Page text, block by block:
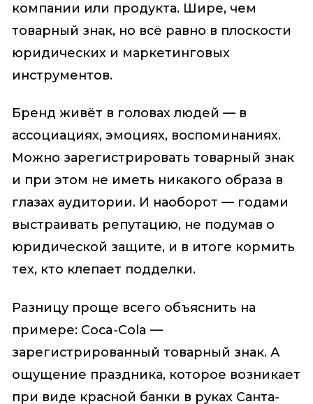
компании или продукта. Шире, чем
товарный знак, но всё равно в плоскости
юридических и маркетинговых
инструментов.
Бренд живёт в головах людей — в
ассоциациях, эмоциях, воспоминаниях.
Можно зарегистрировать товарный знак
и при этом не иметь никакого образа в
глазах аудитории. И наоборот — годами
выстраивать репутацию, не подумав о
юридической защите, и в итоге кормить
тех, кто клепает подделки.
Разницу проще всего объяснить на
примере: Coca-Cola —
зарегистрированный товарный знак. А
ощущение праздника, которое возникает
при виде красной банки в руках Санта-